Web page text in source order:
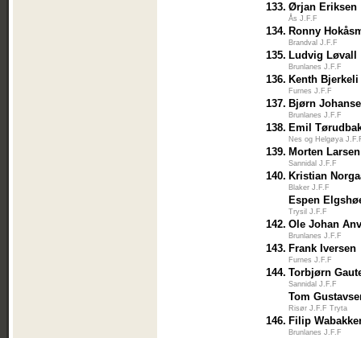
133. Ørjan Eriksen
Ås J.F.F
134. Ronny
Brandval J.F.F
135. Ludvig Løvall
Brunlanes J.F.F
136. Kenth Bjerkeli
Furnes J.F.F
137. Bjørn
Brunlanes J.F.F
138. Emil
Nes og Helgøya
139. Morten Larsen
Sannidal J.F.F
140. Kristian
Blaker J.F.F
Espen
Trysil J.F.F
142. Ole Johan
Brunlanes J.F.F
143. Frank Iversen
Furnes J.F.F
144. Torbjørn
Sannidal J.F.F
Tom
Risør J.F.F Tryta
146. Filip
Brunlanes J.F.F